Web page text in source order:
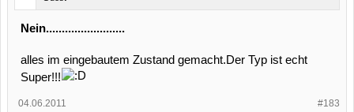
Nein.........................
alles im eingebautem Zustand gemacht.Der Typ ist echt
Super!!!
#183
04.06.2011